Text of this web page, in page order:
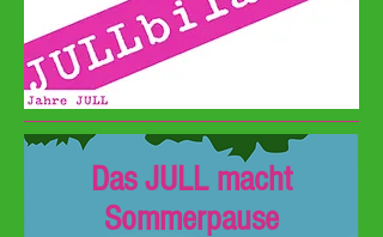
Das JULL macht
Sommerpause